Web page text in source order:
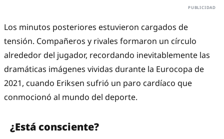
Los minutos posteriores estuvieron cargados de
tensión. Compañeros y rivales formaron un círculo
alrededor del jugador, recordando inevitablemente las
dramáticas imágenes vividas durante la Eurocopa de
2021, cuando Eriksen sufrió un paro cardíaco que
conmocionó al mundo del deporte.
¿Está consciente?